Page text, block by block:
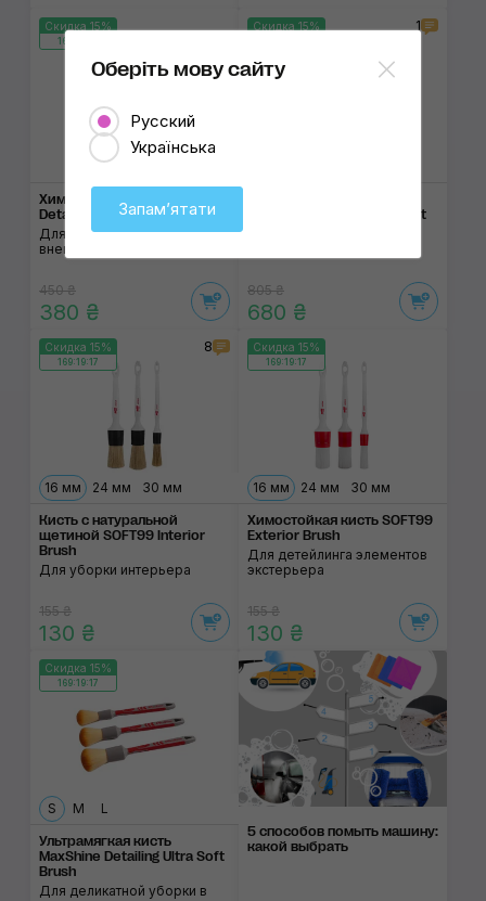
Скидка 15%
169:19:17
Химстойкая кисть MaxShine
Detailing Brush White Classic
Для внутреннего и
внешнего детейлинга
450 ₴
380 ₴
Скидка 15% 1
Soft Car Detailing Brush Set
805 ₴
680 ₴
Скидка 15%
169:19:17
8
16 мм 24 мм 30 мм
Кисть с натуральной
щетиной SOFT99 Interior
Brush
Для уборки интерьера
155 ₴
130 ₴
Скидка 15%
169:19:17
16 мм 24 мм 30 мм
Химостойкая кисть SOFT99
Exterior Brush
Для детейлинга элементов
экстерьера
155 ₴
130 ₴
Скидка 15%
169:19:17
S M L
Ультрамягкая кисть
MaxShine Detailing Ultra Soft
Brush
Для деликатной уборки в
5 способов помыть машину:
какой выбрать
Оберіть мову сайту
Русский
Українська
Запамʼятати